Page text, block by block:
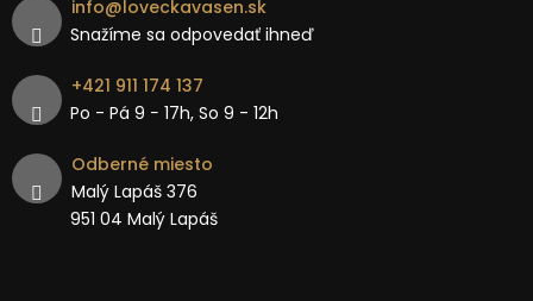
info@loveckavasen.sk
Snažíme sa odpovedať ihneď
+421 911 174 137
Po - Pá 9 − 17h, So 9 - 12h
Odberné miesto
Malý Lapáš 376
951 04 Malý Lapáš